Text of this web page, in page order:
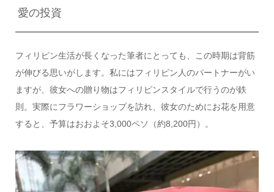
愛の投資
フィリピン生活が長くなった筆者にとっても、この時期は背筋
が伸びる思いがします。私にはフィリピン人のパートナーがい
ますが、彼女への贈り物はフィリピンスタイルで行うのが鉄
則。実際にフラワーショップを訪れ、彼女のためにお花を用意
すると、予算はおおよそ3,000ペソ（約8,200円）。